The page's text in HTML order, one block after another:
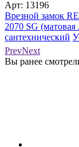
Арт: 13196
Врезной замок
2070 SG (матовая
сантехнический
цену
PrevNext
Вы ранее